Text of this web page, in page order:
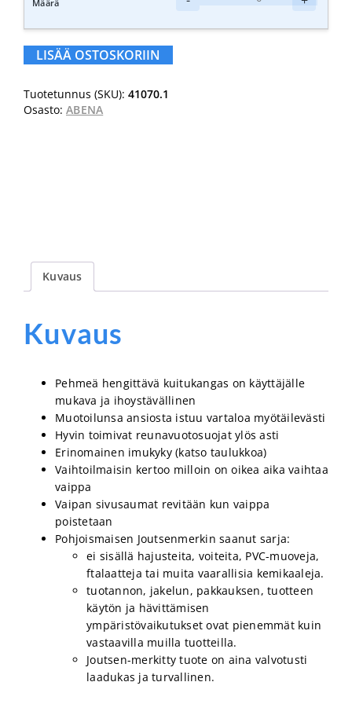
Flex
LISÄÄ OSTOSKORIIN
Tuotetunnus (SKU): 41070.1
Osasto: ABENA
Kuvaus
Kuvaus
Pehmeä hengittävä kuitukangas on käyttäjälle
mukava ja ihoystävällinen
Muotoilunsa ansiosta istuu vartaloa myötäilevästi
Hyvin toimivat reunavuotosuojat ylös asti
Erinomainen imukyky (katso taulukkoa)
Vaihtoilmaisin kertoo milloin on oikea aika vaihtaa
vaippa
Vaipan sivusaumat revitään kun vaippa
poistetaan
Pohjoismaisen Joutsenmerkin saanut sarja:
ei sisällä hajusteita, voiteita, PVC-muoveja,
ftalaatteja tai muita vaarallisia kemikaaleja.
tuotannon, jakelun, pakkauksen, tuotteen
käytön ja hävittämisen
ympäristövaikutukset ovat pienemmät kuin
vastaavilla muilla tuotteilla.
Joutsen-merkitty tuote on aina valvotusti
laadukas ja turvallinen.